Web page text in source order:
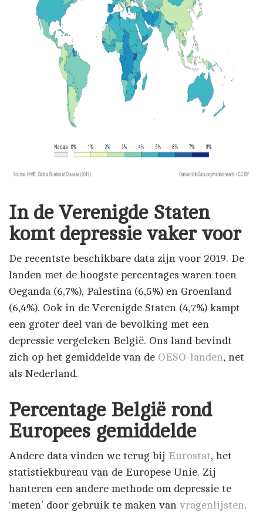
In de Verenigde Staten
komt depressie vaker voor
De recentste beschikbare data zijn voor 2019. De
landen met de hoogste percentages waren toen
Oeganda (6,7%), Palestina (6,5%) en Groenland
(6,4%). Ook in de Verenigde Staten (4,7%) kampt
een groter deel van de bevolking met een
depressie vergeleken België. Ons land bevindt
zich op het gemiddelde van de OESO-landen, net
als Nederland.
Percentage België rond
Europees gemiddelde
Andere data vinden we terug bij Eurostat, het
statistiekbureau van de Europese Unie. Zij
hanteren een andere methode om depressie te
‘meten’ door gebruik te maken van vragenlijsten.